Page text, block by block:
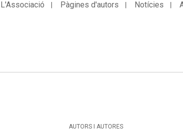
L'Associació Pàgines d'autors Notícies
AUTORS I AUTORES